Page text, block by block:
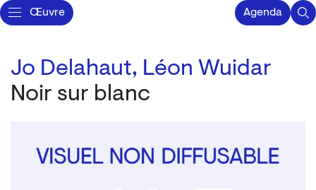
Œuvre Agenda
Jo Delahaut, Léon Wuidar
Noir sur blanc